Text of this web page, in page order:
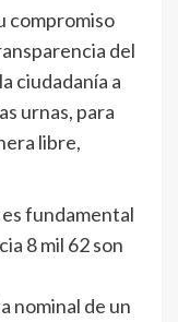
compromiso
del
ciudadanía a
urnas, para
libre,
fundamental
8 mil 62 son
nominal de un